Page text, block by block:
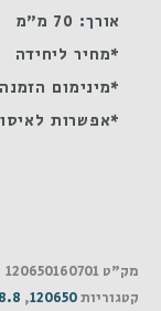
אורך: 70 מ"מ
*מחיר ליחידה
*מינימום הזמנה 50 שקלים
*אפשרות
מק"ט 120650160701
קטגוריות120650
,
8.8